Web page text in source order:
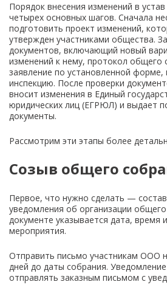
Порядок внесения изменений в
четырех основных шагов. Сначала
подготовить проект изменений,
утвержден участниками общества.
документов, включающий новый
изменений к нему, протокол общего
заявление по установленной форме,
инспекцию. После проверки
вносит изменения в Единый
юридических лиц (ЕГРЮЛ) и выдает
документы.
Рассмотрим эти этапы более
Созыв общего
Первое, что нужно сделать —
уведомления об организации
документе указывается дата, время
мероприятия.
Отправить письмо участникам ООО
дней до даты собрания.
отправлять заказным письмом с